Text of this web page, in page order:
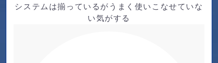
システムは揃っているがうまく使いこなせていな
い気がする